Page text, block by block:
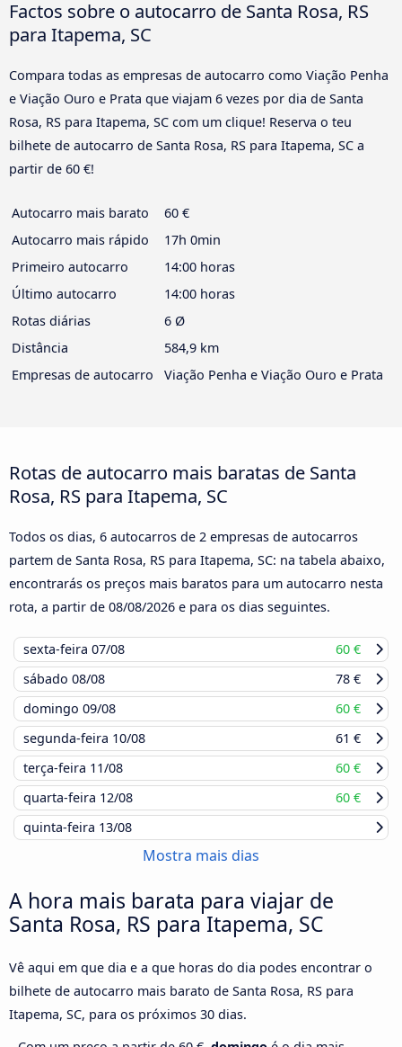
Factos sobre o autocarro de Santa Rosa, RS
para Itapema, SC
Compara todas as empresas de autocarro como Viação Penha
e Viação Ouro e Prata que viajam 6 vezes por dia de Santa
Rosa, RS para Itapema, SC com um clique! Reserva o teu
bilhete de autocarro de Santa Rosa, RS para Itapema, SC a
partir de 60 €!
Autocarro mais barato
60 €
Autocarro mais rápido
17h 0min
Primeiro autocarro
14:00 horas
Último autocarro
14:00 horas
Rotas diárias
6 Ø
Distância
584,9 km
Empresas de autocarro
Viação Penha e Viação Ouro e Prata
Rotas de autocarro mais baratas de Santa
Rosa, RS para Itapema, SC
Todos os dias, 6 autocarros de 2 empresas de autocarros
partem de Santa Rosa, RS para Itapema, SC: na tabela abaixo,
encontrarás os preços mais baratos para um autocarro nesta
rota, a partir de 08/08/2026 e para os dias seguintes.
sexta-feira 07/08
60 €
sábado 08/08
78 €
domingo 09/08
60 €
segunda-feira 10/08
61 €
terça-feira 11/08
60 €
quarta-feira 12/08
60 €
quinta-feira 13/08
Mostra mais dias
A hora mais barata para viajar de
Santa Rosa, RS para Itapema, SC
Vê aqui em que dia e a que horas do dia podes encontrar o
bilhete de autocarro mais barato de Santa Rosa, RS para
Itapema, SC, para os próximos 30 dias.